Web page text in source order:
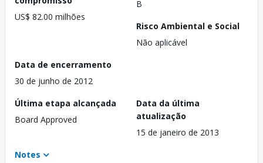
US$ 82.00 milhões
B
Risco Ambiental e Social
Não aplicável
Data de encerramento
30 de junho de 2012
Última etapa alcançada
Board Approved
Data da última
atualização
15 de janeiro de 2013
Notes